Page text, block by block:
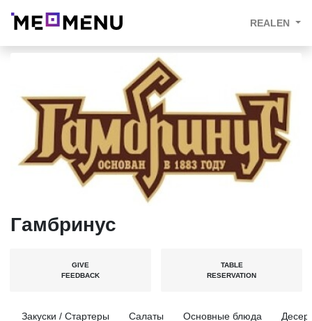
REALEN
Гамбринус
GIVE
FEEDBACK
TABLE
RESERVATION
Закуски / Стартеры Салаты Основные блюда